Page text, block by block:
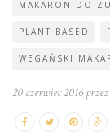
MAKARON DO
PLANT BASED
WEGAŃSKI
20 czerwiec 2016 przez